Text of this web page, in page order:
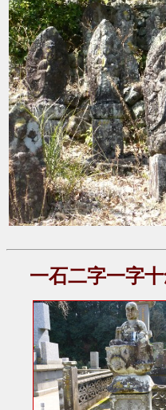
一石二字一字十